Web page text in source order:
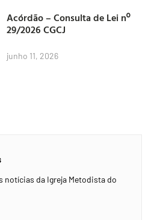
Acórdão – Consulta de Lei nº
29/2026 CGCJ
junho 11, 2026
notícias da Igreja Metodista do